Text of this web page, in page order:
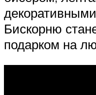
Бискорню
подарком на